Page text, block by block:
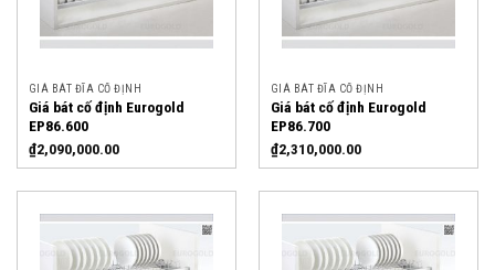
GIÁ BÁT ĐĨA CỐ ĐỊNH
Giá bát cố định Eurogold
EP86.600
₫2,090,000.00
GIÁ BÁT ĐĨA CỐ ĐỊNH
Giá bát cố định Eurogold
EP86.700
₫2,310,000.00